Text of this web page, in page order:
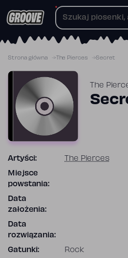
do
Strona główna The Pierces Secret
The
Artyści: The Pierces
Miejsce
powstania:
Data
założenia:
Data
rozwiązania:
Gatunki: Rock